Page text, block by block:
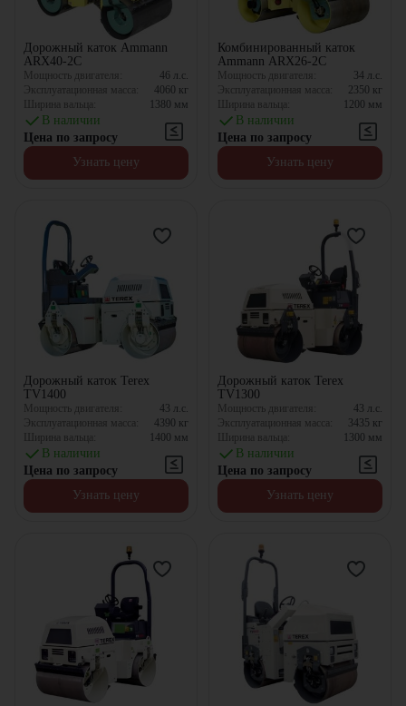
Дорожный каток Ammann
ARX40-2C
Мощность двигателя: 46 л.с.
Эксплуатационная масса:
4060 кг
Ширина вальца:
1380 мм
В наличии
Цена по запросу
Узнать цену
Комбинированный каток
Ammann ARX26-2C
Мощность двигателя: 34 л.с.
Эксплуатационная масса:
2350 кг
Ширина вальца:
1200 мм
В наличии
Цена по запросу
Узнать цену
Дорожный каток Terex
TV1400
Мощность двигателя: 43 л.с.
Эксплуатационная масса:
4390 кг
Ширина вальца:
1400 мм
В наличии
Цена по запросу
Узнать цену
Дорожный каток Terex
TV1300
Мощность двигателя: 43 л.с.
Эксплуатационная масса:
3435 кг
Ширина вальца:
1300 мм
В наличии
Цена по запросу
Узнать цену